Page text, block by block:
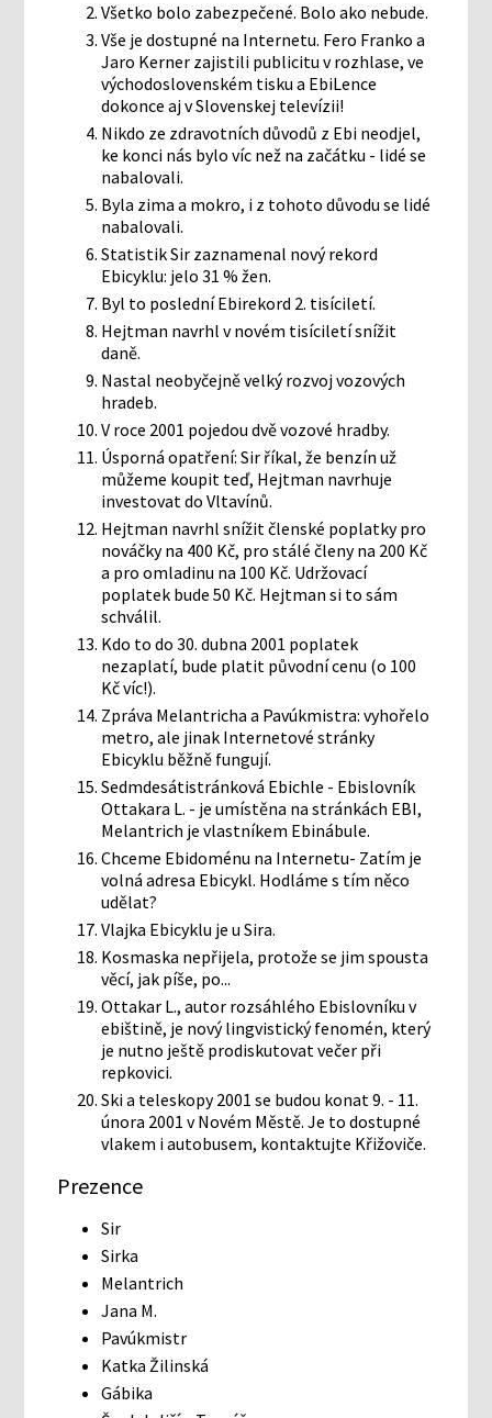
Všetko bolo zabezpečené. Bolo ako nebude.
Vše je dostupné na Internetu. Fero Franko a
Jaro Kerner zajistili publicitu v rozhlase, ve
východoslovenském tisku a EbiLence
dokonce aj v Slovenskej televízii!
Nikdo ze zdravotních důvodů z Ebi neodjel,
ke konci nás bylo víc než na začátku - lidé se
nabalovali.
Byla zima a mokro, i z tohoto důvodu se lidé
nabalovali.
Statistik Sir zaznamenal nový rekord
Ebicyklu: jelo 31 % žen.
Byl to poslední Ebirekord 2. tisíciletí.
Hejtman navrhl v novém tisíciletí snížit
daně.
Nastal neobyčejně velký rozvoj vozových
hradeb.
V roce 2001 pojedou dvě vozové hradby.
Úsporná opatření: Sir říkal, že benzín už
můžeme koupit teď, Hejtman navrhuje
investovat do Vltavínů.
Hejtman navrhl snížit členské poplatky pro
nováčky na 400 Kč, pro stálé členy na 200 Kč
a pro omladinu na 100 Kč. Udržovací
poplatek bude 50 Kč. Hejtman si to sám
schválil.
Kdo to do 30. dubna 2001 poplatek
nezaplatí, bude platit původní cenu (o 100
Kč víc!).
Zpráva Melantricha a Pavúkmistra: vyhořelo
metro, ale jinak Internetové stránky
Ebicyklu běžně fungují.
Sedmdesátistránková Ebichle - Ebislovník
Ottakara L. - je umístěna na stránkách EBI,
Melantrich je vlastníkem Ebinábule.
Chceme Ebidoménu na Internetu- Zatím je
volná adresa Ebicykl. Hodláme s tím něco
udělat?
Vlajka Ebicyklu je u Sira.
Kosmaska nepřijela, protože se jim spousta
věcí, jak píše, po...
Ottakar L., autor rozsáhlého Ebislovníku v
ebištině, je nový lingvistický fenomén, který
je nutno ještě prodiskutovat večer při
repkovici.
Ski a teleskopy 2001 se budou konat 9. - 11.
února 2001 v Novém Městě. Je to dostupné
vlakem i autobusem, kontaktujte Křižoviče.
Prezence
Sir
Sirka
Melantrich
Jana M.
Pavúkmistr
Katka Žilinská
Gábika